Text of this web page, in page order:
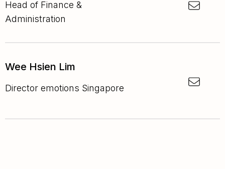
Head of Finance &
Administration
Wee Hsien Lim
Director emotions Singapore